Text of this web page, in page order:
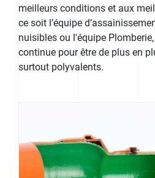
meilleurs conditions et aux
ce soit l’équipe
nuisibles ou l'équipe
continue pour être de plus en
surtout polyvalents.